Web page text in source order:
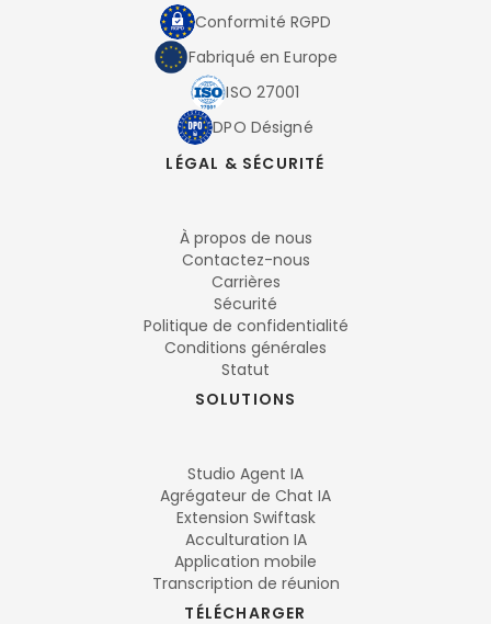
Conformité RGPD
Fabriqué en Europe
ISO 27001
DPO Désigné
LÉGAL & SÉCURITÉ
À propos de nous
Contactez-nous
Carrières
Sécurité
Politique de confidentialité
Conditions générales
Statut
SOLUTIONS
Studio Agent IA
Agrégateur de Chat IA
Extension Swiftask
Acculturation IA
Application mobile
Transcription de réunion
TÉLÉCHARGER